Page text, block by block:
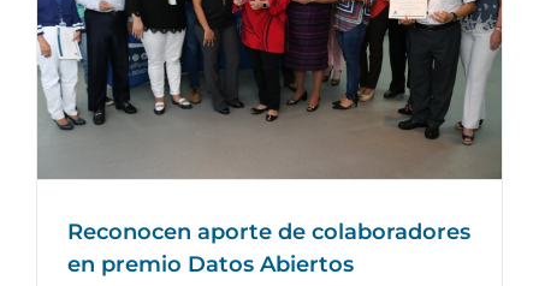
Reconocen aporte de colaboradores
en premio Datos Abiertos